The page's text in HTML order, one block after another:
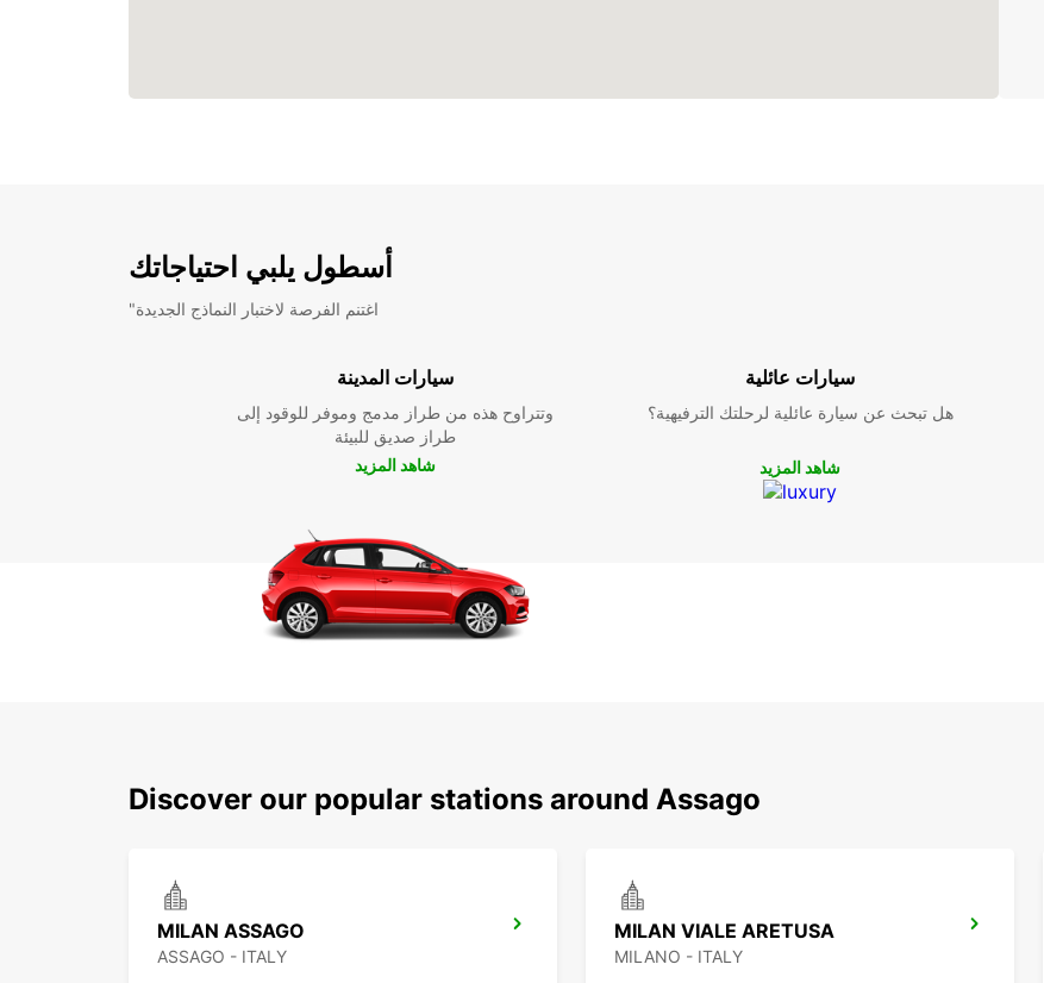
أسطول يلبي احتياجاتك
"اغتنم الفرصة لاختبار النماذج الجديدة
سيارات المدينة
وتتراوح هذه من طراز مدمج وموفر للوقود إلى
طراز صديق للبيئة
شاهد المزيد
سيارات عائلية
هل تبحث عن سيارة عائلية لرحلتك الترفيهية؟
شاهد المزيد
Discover our popular stations around Assago
MILAN ASSAGO
ASSAGO - ITALY
MILAN VIALE ARETUSA
MILANO - ITALY